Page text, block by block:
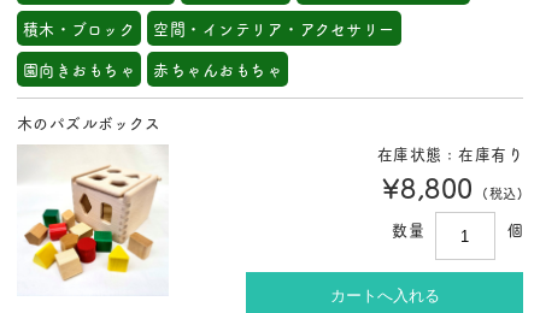
積木・ブロック
空間・インテリア・アクセサリー
園向きおもちゃ
赤ちゃんおもちゃ
木のパズルボックス
在庫状態 : 在庫有り
¥8,800 (税込)
数量 個